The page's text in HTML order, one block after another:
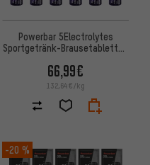
Powerbar 5Electrolytes
Sportgetränk-Brausetabletten
66,99€
132,64€/kg
-20 %